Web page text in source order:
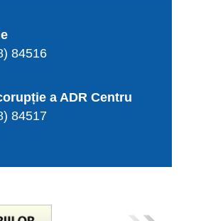
84516
a ADR Centru
84517